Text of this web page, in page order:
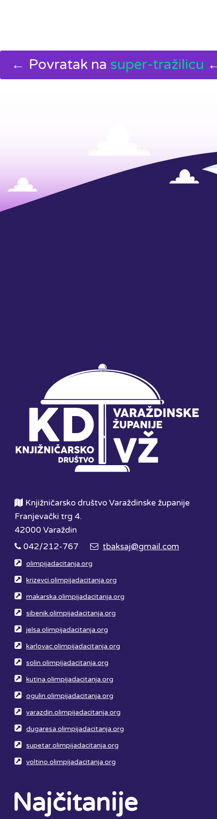
← Povratak na super-tražilicu
Knjižničarsko društvo Varaždinske županije
Franjevački trg 4.
42000 Varaždin
042/212-767
tbaksaj@gmail.com
olimpijadacitanja.org
krizevci.olimpijadacitanja.org
makarska.olimpijadacitanja.org
sibenik.olimpijadacitanja.org
jelsa.olimpijadacitanja.org
karlovac.olimpijadacitanja.org
solin.olimpijadacitanja.org
kutina.olimpijadacitanja.org
ogulin.olimpijadacitanja.org
varazdin.olimpijadacitanja.org
dugaresa.olimpijadacitanja.org
supetar.olimpijadacitanja.org
voltino.olimpijadacitanja.org
Najčitanije